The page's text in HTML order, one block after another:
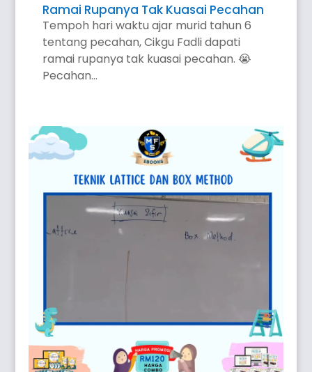
Ramai Rupanya Tak Kuasai Pecahan
Tempoh hari waktu ajar murid tahun 6
tentang pecahan, Cikgu Fadli dapati
ramai rupanya tak kuasai pecahan. 😭
Pecahan...